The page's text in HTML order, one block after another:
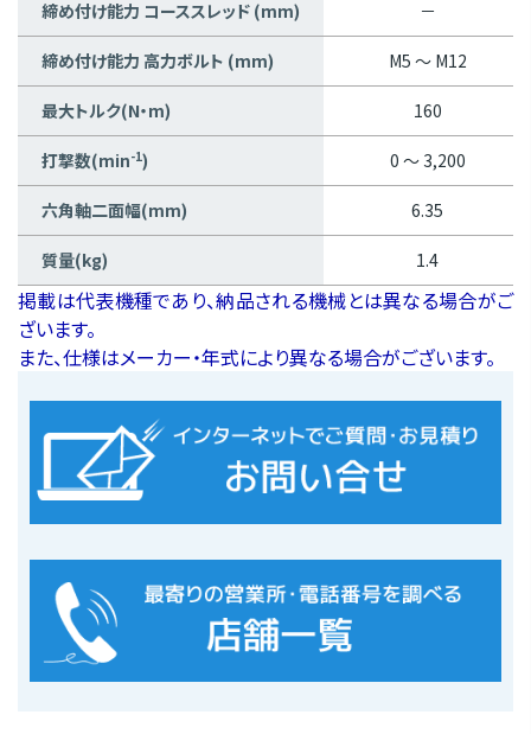
締め付け能力 コーススレッド (mm) －
締め付け能力 高力ボルト (mm) M5 ～ M12
最大トルク(N・m) 160
打撃数(min-1) 0 ～ 3,200
六角軸二面幅(mm) 6.35
質量(kg) 1.4
掲載は代表機種であり、納品される機械とは異なる場合がご
ざいます。
また、仕様はメーカー・年式により異なる場合がございます。